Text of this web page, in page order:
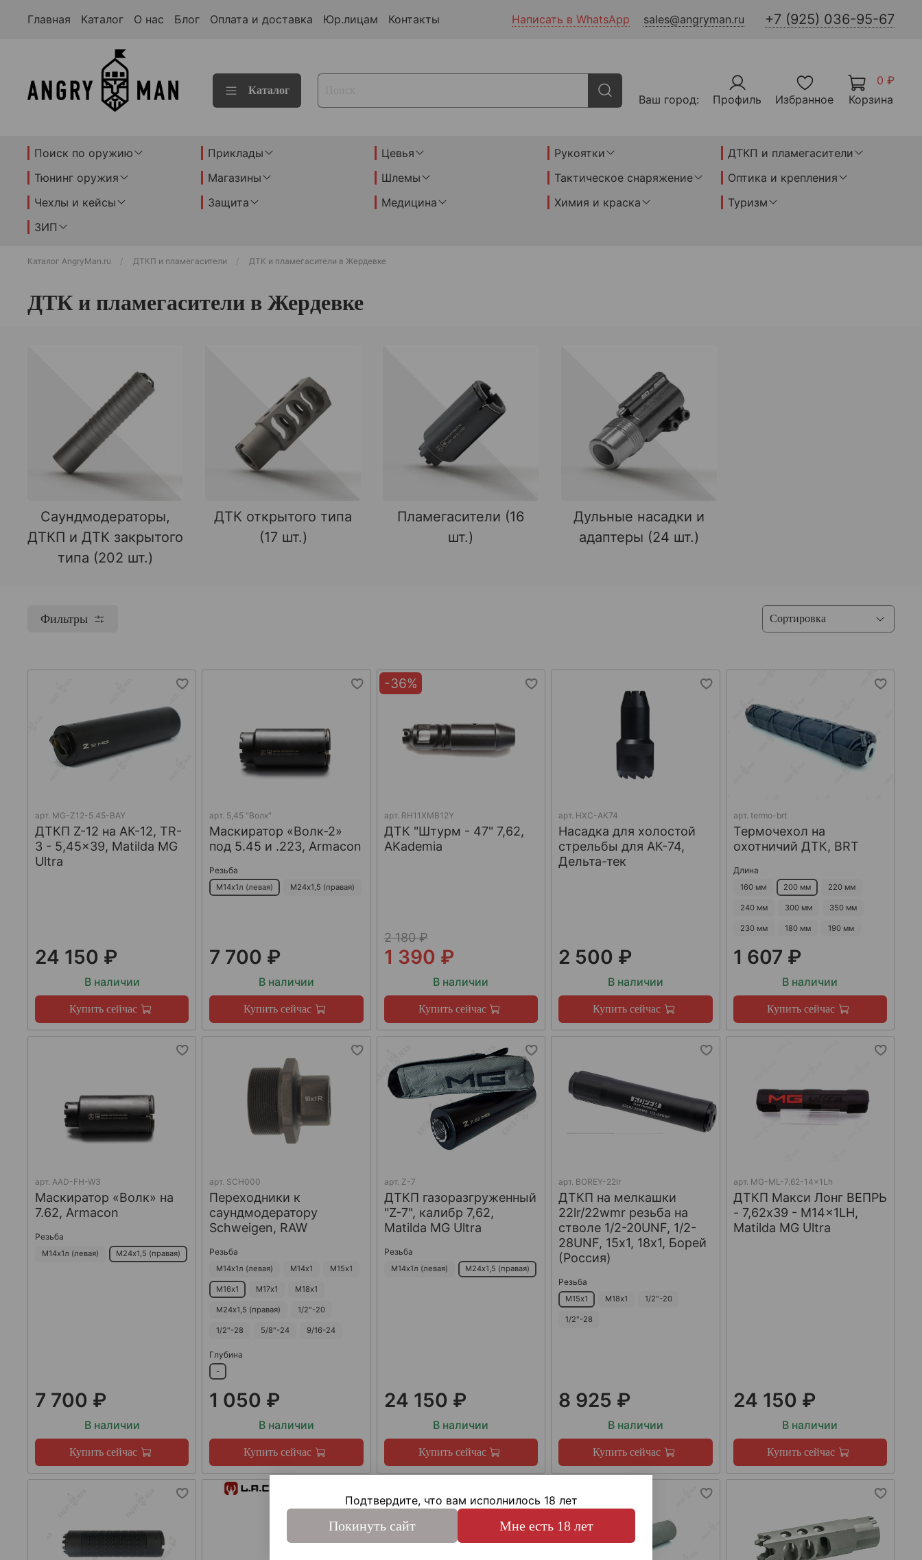
Главная Каталог О нас Блог Оплата и доставка Юр.лицам Контакты Написать в WhatsApp sales@angryman.ru +7 (925) 036-95-67
Каталог
Ваш город: Профиль Избранное
0 ₽
Корзина
Поиск по оружию Приклады Цевья Рукоятки
ДТКП и пламегасители
Тюнинг оружия
Магазины Шлемы Тактическое снаряжение
Оптика и крепления
Чехлы и кейсы
Защита Медицина Химия и краска
Туризм
ЗИП
Каталог AngryMan.ru ДТКП и пламегасители ДТК и пламегасители в Жердевке
ДТК и пламегасители в Жердевке
Саундмодераторы,
ДТКП и ДТК закрытого
типа (202 шт.)
ДТК открытого типа
(17 шт.)
Пламегасители (16
шт.)
Дульные насадки и
адаптеры (24 шт.)
Фильтры
арт. MG-Z12-5.45-BAY
ДТКП Z-12 на АК-12, TR-
3 - 5,45x39, Matilda MG
Ultra
24 150 ₽
В наличии
Купить сейчас
арт. 5,45 "Волк"
Маскиратор «Волк-2»
под 5.45 и .223, Armacon
Резьба
М14х1л (левая) М24х1,5 (правая)
7 700 ₽
В наличии
Купить сейчас
-36%
арт. RH11XMB12Y
ДТК "Штурм - 47" 7,62,
AKademia
2 180 ₽
1 390 ₽
В наличии
Купить сейчас
арт. НХС-АК74
Насадка для холостой
стрельбы для АК-74,
Дельта-тек
2 500 ₽
В наличии
Купить сейчас
арт. termo-brt
Термочехол на
охотничий ДТК, BRT
Длина
160 мм 200 мм 220 мм
240 мм 300 мм 350 мм
230 мм 180 мм 190 мм
1 607 ₽
В наличии
Купить сейчас
арт. AAD-FH-W3
Маскиратор «Волк» на
7.62, Armacon
Резьба
М14х1л (левая) М24х1,5 (правая)
7 700 ₽
В наличии
Купить сейчас
арт. SCH000
Переходники к
саундмодератору
Schweigen, RAW
Резьба
М14х1л (левая) М14х1 М15х1
М16х1 М17х1 М18х1
М24х1,5 (правая) 1/2"-20
1/2"-28 5/8"-24 9/16-24
Глубина
-
1 050 ₽
В наличии
Купить сейчас
арт. Z-7
ДТКП газоразгруженный
"Z-7", калибр 7,62,
Matilda MG Ultra
Резьба
М14х1л (левая) М24х1,5 (правая)
24 150 ₽
В наличии
Купить сейчас
арт. BOREY-22lr
ДТКП на мелкашки
22lr/22wmr резьба на
стволе 1/2-20UNF, 1/2-
28UNF, 15х1, 18х1, Борей
(Россия)
Резьба
М15х1 М18х1 1/2"-20
1/2"-28
8 925 ₽
В наличии
Купить сейчас
арт. MG-ML-7.62-14x1Lh
ДТКП Макси Лонг ВЕПРЬ
- 7,62x39 - M14x1LH,
Matilda MG Ultra
24 150 ₽
В наличии
Купить сейчас
Подтвердите, что вам исполнилось 18 лет
Покинуть сайт Мне есть 18 лет